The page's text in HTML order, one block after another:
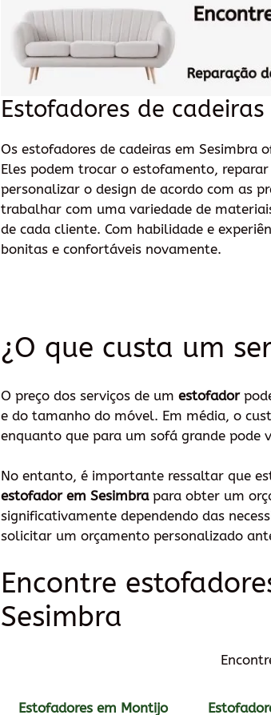
Estofadores de cadeiras
Os estofadores de cadeiras em Sesimbra
Eles podem trocar o estofamento,
personalizar o design de acordo com as
trabalhar com uma variedade de
de cada cliente. Com habilidade e
bonitas e confortáveis novamente.
¿O que custa um
O preço dos serviços de um estofador
e do tamanho do móvel. Em média, o
enquanto que para um sofá grande pode
No entanto, é importante ressaltar que
estofador em Sesimbrapara obter um
significativamente dependendo das
solicitar um orçamento personalizado
Encontre
Sesimbra
Estofadores em Montijo